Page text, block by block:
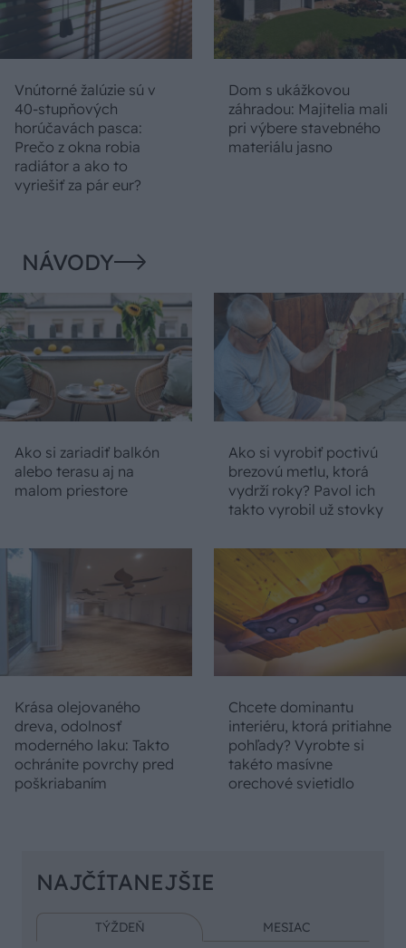
Vnútorné žalúzie sú v
40-stupňových
horúčavách pasca:
Prečo z okna robia
radiátor a ako to
vyriešiť za pár eur?
Dom s ukážkovou
záhradou: Majitelia mali
pri výbere stavebného
materiálu jasno
NÁVODY
Ako si zariadiť balkón
alebo terasu aj na
malom priestore
Ako si vyrobiť poctivú
brezovú metlu, ktorá
vydrží roky? Pavol ich
takto vyrobil už stovky
Krása olejovaného
dreva, odolnosť
moderného laku: Takto
ochránite povrchy pred
poškriabaním
Chcete dominantu
interiéru, ktorá pritiahne
pohľady? Vyrobte si
takéto masívne
orechové svietidlo
NAJČÍTANEJŠIE
TÝŽDEŇ MESIAC